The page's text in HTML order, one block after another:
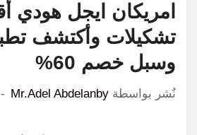
امريكان ايجل هودي
تشكيلات وأكتشف
وسبل خصم 60%
نٌشر بواسطة Mr.Adel Abdelanby